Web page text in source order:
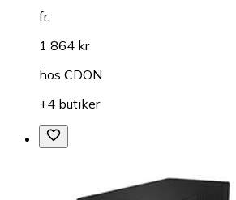
fr.
1 864 kr
hos CDON
+4 butiker